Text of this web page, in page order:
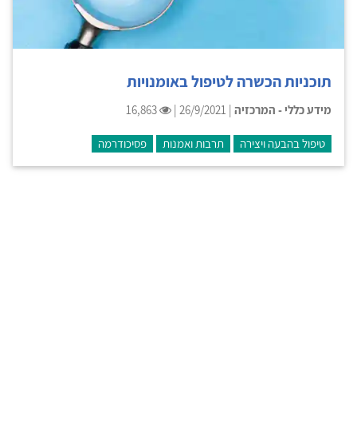
תוכניות הכשרה לטיפול באומנויות
מידע כללי - המרכזיה
טיפול בהבעה ויצירה תרבות ואמנות פסיכודרמה